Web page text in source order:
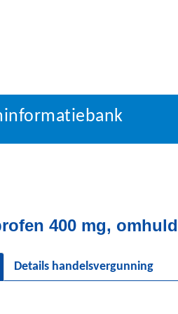
400 mg,
Details handelsvergunning